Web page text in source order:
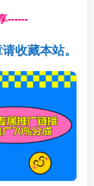
------
收藏本站。